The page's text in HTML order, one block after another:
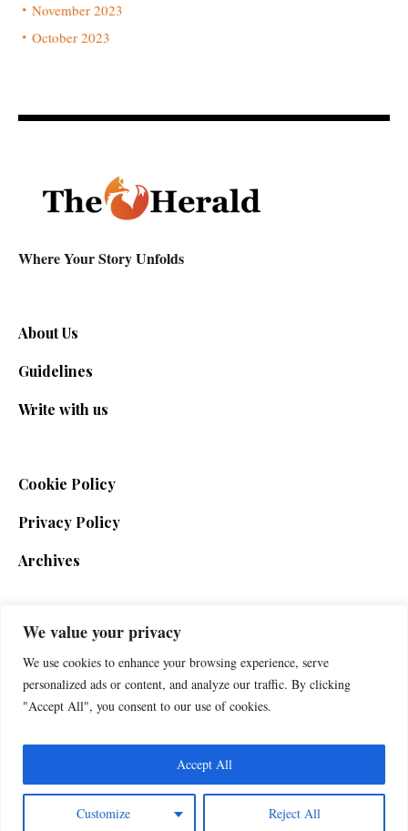
We value your privacy
We use cookies to enhance your browsing experience, serve
personalized ads or content, and analyze our traffic. By clicking
"Accept All", you consent to our use of cookies.
Customize Reject All
Accept All
November 2023
October 2023
Where Your Story Unfolds
About Us
Guidelines
Write with us
Cookie Policy
Privacy Policy
Archives
SIGN UP FOR THE NEWSLETTER